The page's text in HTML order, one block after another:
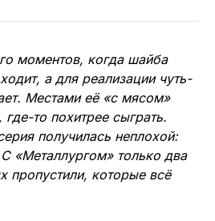
моментов, когда шайба
а для реализации чуть-
Местами её «с мясом»
где-то похитрее сыграть.
получилась неплохой:
«Металлургом» только два
пропустили, которые всё